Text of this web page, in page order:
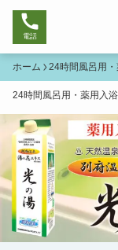
電話
ホーム 24時間風呂用・
24時間風呂用・薬用入